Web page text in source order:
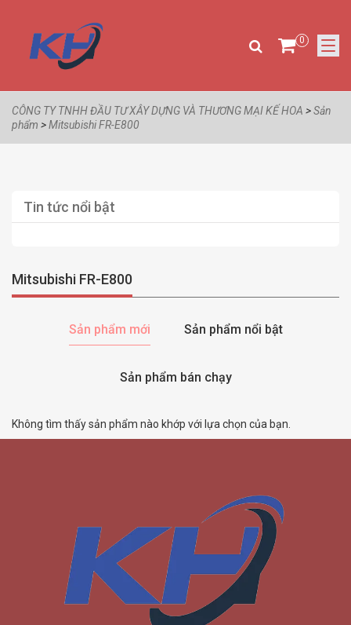
0
CÔNG TY TNHH ĐẦU TƯ XÂY DỰNG VÀ THƯƠNG MẠI KẾ HOA >Sản
phẩm >Mitsubishi FR-E800
Tin tức nổi bật
Mitsubishi FR-E800
Sản phẩm mới Sản phẩm nổi bật
Sản phẩm bán chạy
Không tìm thấy sản phẩm nào khớp với lựa chọn của bạn.